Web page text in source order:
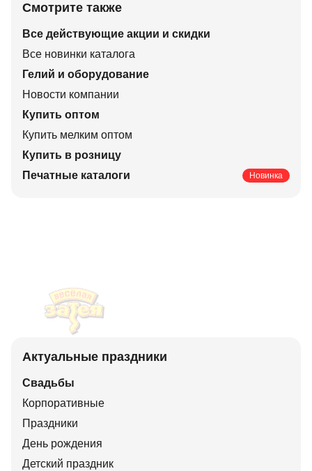
Смотрите также
Все действующие акции и скидки
Все новинки каталога
Гелий и оборудование
Новости компании
Купить оптом
Купить мелким оптом
Купить в розницу
Печатные каталоги
Новинка
Актуальные праздники
Свадьбы
Корпоративные
Праздники
День рождения
Детский праздник